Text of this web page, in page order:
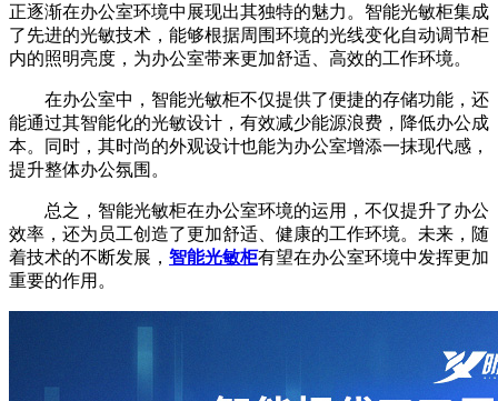
正逐渐在办公室环境中展现出其独特的魅力。智能光敏柜集成
了先进的光敏技术，能够根据周围环境的光线变化自动调节柜
内的照明亮度，为办公室带来更加舒适、高效的工作环境。
在办公室中，智能光敏柜不仅提供了便捷的存储功能，还
能通过其智能化的光敏设计，有效减少能源浪费，降低办公成
本。同时，其时尚的外观设计也能为办公室增添一抹现代感，
提升整体办公氛围。
总之，智能光敏柜在办公室环境的运用，不仅提升了办公
效率，还为员工创造了更加舒适、健康的工作环境。未来，随
着技术的不断发展， 智能光敏柜有望在办公室环境中发挥更加
重要的作用。